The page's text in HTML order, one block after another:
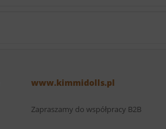
www.kimmidolls.pl
Zapraszamy do współpracy B2B